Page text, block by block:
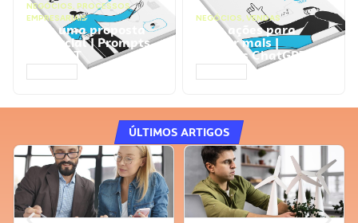
NEGÓCIOS, PROCESSOS
EMPRESARIAIS
Faça uma proposta
comercial | Prompts
ChatGPT
NEGÓCIOS, VENDAS
Faça ações para
vender mais |
Prompts ChatGPT
ÚLTIMOS ARTIGOS